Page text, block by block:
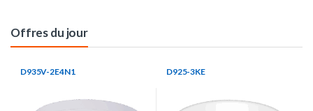
Offres du jour
D935V-2E4N1 D925-3KE